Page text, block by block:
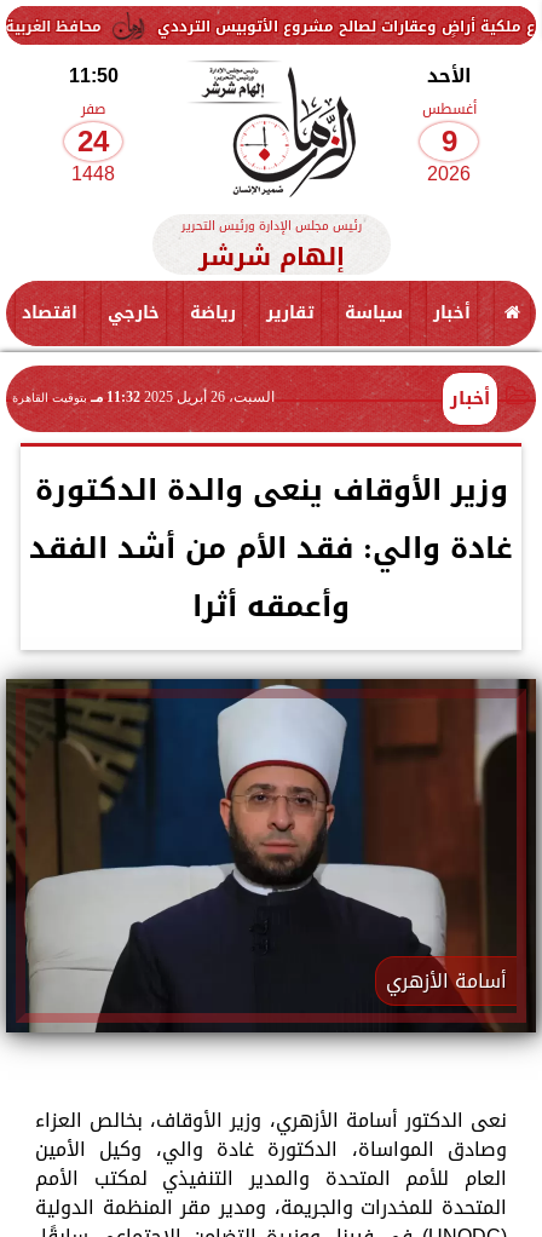
محافظ الغربية يستقبل وكيل لصالح مشروع الأتوبيس الترددي
الأحد
أغسطس
9
2026
11:50
صفر
24
1448
رئيس مجلس الإدارة ورئيس التحرير
إلهام شرشر
أخبار سياسة تقارير رياضة خارجي اقتصاد
أخبار السبت، 26 أبريل 2025 11:32 مـ بتوقيت القاهرة
وزير الأوقاف ينعى والدة الدكتورة
غادة والي: فقد الأم من أشد الفقد
وأعمقه أثرا
أسامة الأزهري
نعى الدكتور أسامة الأزهري، وزير الأوقاف، بخالص العزاء
وصادق المواساة، الدكتورة غادة والي، وكيل الأمين
العام للأمم المتحدة والمدير التنفيذي لمكتب الأمم
المتحدة للمخدرات والجريمة، ومدير مقر المنظمة الدولية